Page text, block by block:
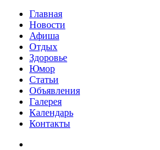
Главная
Новости
Афиша
Отдых
Здоровье
Юмор
Статьи
Объявления
Галерея
Календарь
Контакты